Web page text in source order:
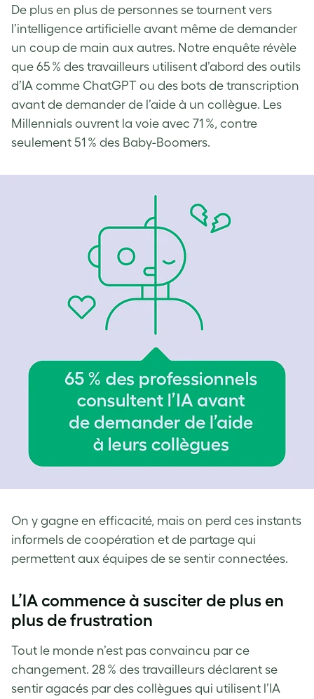
De plus en plus de personnes se tournent vers
l’intelligence artificielle avant même de demander
un coup de main aux autres. Notre enquête révèle
que 65 % des travailleurs utilisent d’abord des outils
d’IA comme ChatGPT ou des bots de transcription
avant de demander de l’aide à un collègue. Les
Millennials ouvrent la voie avec 71 %, contre
seulement 51 % des Baby-Boomers.
On y gagne en efficacité, mais on perd ces instants
informels de coopération et de partage qui
permettent aux équipes de se sentir connectées.
L’IA commence à susciter de plus en
plus de frustration
Tout le monde n’est pas convaincu par ce
changement. 28 % des travailleurs déclarent se
sentir agacés par des collègues qui utilisent l’IA